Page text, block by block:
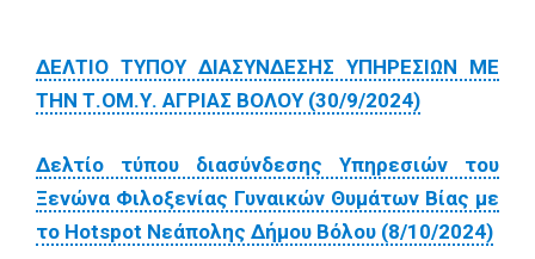
ΔΕΛΤΙΟ ΤΥΠΟΥ ΔΙΑΣΥΝΔΕΣΗΣ ΥΠΗΡΕΣΙΩΝ ΜΕ
ΤΗΝ Τ.ΟΜ.Υ. ΑΓΡΙΑΣ ΒΟΛΟΥ (30/9/2024)
Δελτίο τύπου διασύνδεσης Υπηρεσιών του
Ξενώνα Φιλοξενίας Γυναικών Θυμάτων Βίας με
το Hotspot Νεάπολης Δήμου Βόλου (8/10/2024)